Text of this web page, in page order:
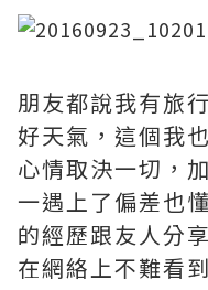
朋友都說我有旅
好天氣，這個我
心情取決一切，
一遇上了偏差也
的經歷跟友人分
在網絡上不難看